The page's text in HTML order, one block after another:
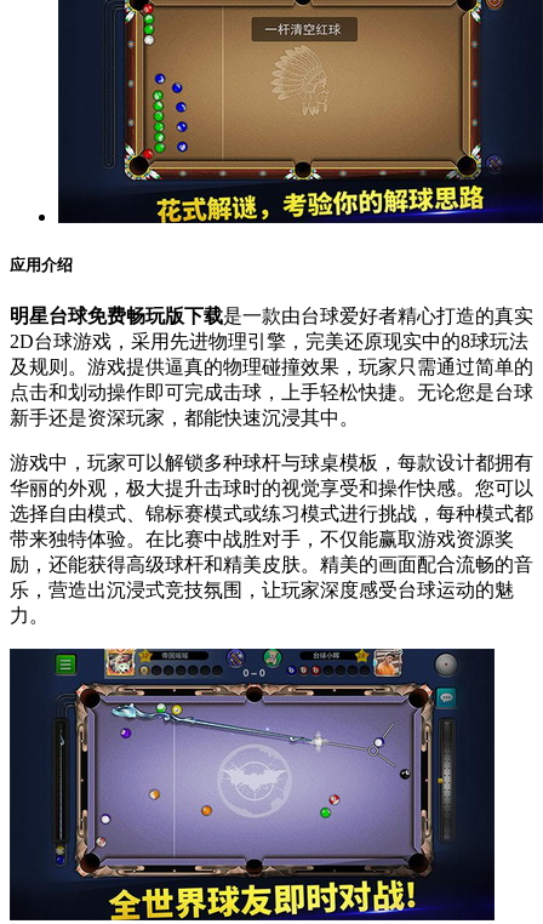
应用介绍
明星台球免费畅玩版下载是一款由台球爱好者精心打造的真实
2D台球游戏，采用先进物理引擎，完美还原现实中的8球玩法
及规则。游戏提供逼真的物理碰撞效果，玩家只需通过简单的
点击和划动操作即可完成击球，上手轻松快捷。无论您是台球
新手还是资深玩家，都能快速沉浸其中。
游戏中，玩家可以解锁多种球杆与球桌模板，每款设计都拥有
华丽的外观，极大提升击球时的视觉享受和操作快感。您可以
选择自由模式、锦标赛模式或练习模式进行挑战，每种模式都
带来独特体验。在比赛中战胜对手，不仅能赢取游戏资源奖
励，还能获得高级球杆和精美皮肤。精美的画面配合流畅的音
乐，营造出沉浸式竞技氛围，让玩家深度感受台球运动的魅
力。